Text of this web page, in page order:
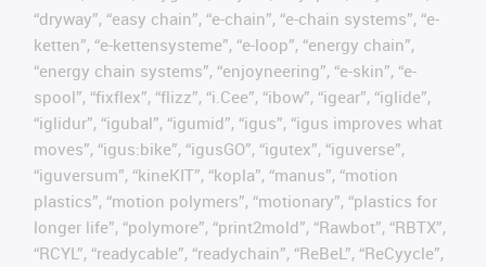
“dryway”, “easy chain”, “e-chain”, “e-chain systems”, “e-
ketten”, “e-kettensysteme”, “e-loop”, “energy chain”,
“energy chain systems”, “enjoyneering”, “e-skin”, “e-
spool”, “fixflex”, “flizz”, “i.Cee”, “ibow”, “igear”, “iglide”,
“iglidur”, “igubal”, “igumid”, “igus”, “igus improves what
moves”, “igus:bike”, “igusGO”, “igutex”, “iguverse”,
“iguversum”, “kineKIT”, “kopla”, “manus”, “motion
plastics”, “motion polymers”, “motionary”, “plastics for
longer life”, “polymore”, “print2mold”, “Rawbot”, “RBTX”,
“RCYL”, “readycable”, “readychain”, “ReBeL”, “ReCyycle”,